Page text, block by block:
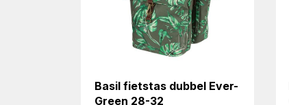
Basil fietstas dubbel Ever-
Green 28-32